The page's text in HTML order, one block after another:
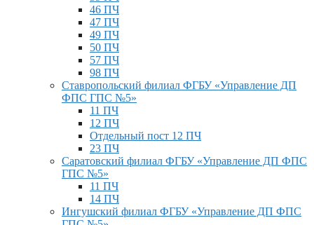
46 ПЧ
47 ПЧ
49 ПЧ
50 ПЧ
57 ПЧ
98 ПЧ
Ставропольский филиал ФГБУ «Управление ДП
ФПС ГПС №5»
11 ПЧ
12 ПЧ
Отдельный пост 12 ПЧ
23 ПЧ
Саратовский филиал ФГБУ «Управление ДП ФПС
ГПС №5»
11 ПЧ
14 ПЧ
Ингушский филиал ФГБУ «Управление ДП ФПС